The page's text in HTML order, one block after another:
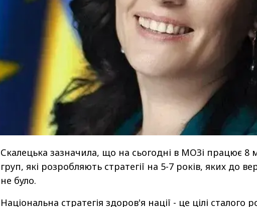
Скалецька зазначила, що на сьогодні в МОЗі працює 8
груп, які розробляють стратегії на 5-7 років, яких до
не було.
Національна стратегія здоров'я нації - це цілі cталого